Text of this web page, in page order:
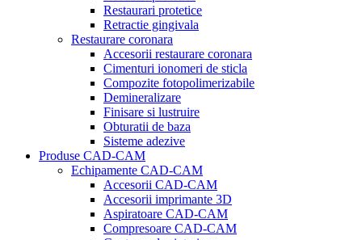
Restaurari protetice
Retractie gingivala
Restaurare coronara
Accesorii restaurare coronara
Cimenturi ionomeri de sticla
Compozite fotopolimerizabile
Demineralizare
Finisare si lustruire
Obturatii de baza
Sisteme adezive
Produse CAD-CAM
Echipamente CAD-CAM
Accesorii CAD-CAM
Accesorii imprimante 3D
Aspiratoare CAD-CAM
Compresoare CAD-CAM